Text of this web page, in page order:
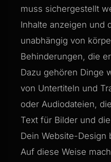
muss sichergestellt
Inhalte anzeigen und
unabhängig von
Behinderungen, die
Dazu gehören Dinge
von Untertiteln und
oder Audiodateien,
Text für Bilder und
Dein Website-Design
Auf diese Weise